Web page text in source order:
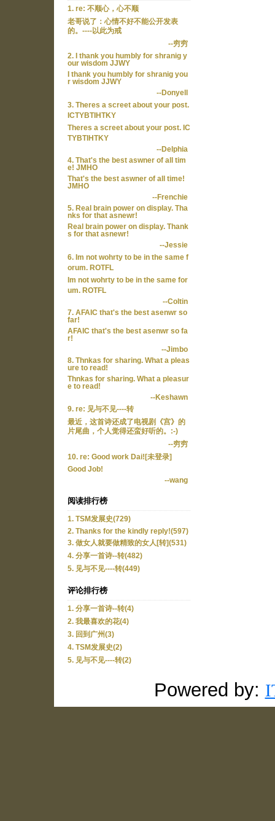
1. re: 不顺心，心不顺
老哥说了：心情不好不能公开发表
的。----以此为戒
--穷穷
2. I thank you humbly for shranig y
our wisdom JJWY
I thank you humbly for shranig you
r wisdom JJWY
--Donyell
3. Theres a screet about your post.
ICTYBTIHTKY
Theres a screet about your post. IC
TYBTIHTKY
--Delphia
4. That's the best aswner of all tim
e! JMHO
That's the best aswner of all time!
JMHO
--Frenchie
5. Real brain power on display. Tha
nks for that asnewr!
Real brain power on display. Thank
s for that asnewr!
--Jessie
6. Im not wohrty to be in the same f
orum. ROTFL
Im not wohrty to be in the same for
um. ROTFL
--Coltin
7. AFAIC that's the best asenwr so
far!
AFAIC that's the best asenwr so fa
r!
--Jimbo
8. Thnkas for sharing. What a pleas
ure to read!
Thnkas for sharing. What a pleasur
e to read!
--Keshawn
9. re: 见与不见----转
最近，这首诗还成了电视剧《宫》的
片尾曲，个人觉得还蛮好听的。:-)
--穷穷
10. re: Good work Dai![未登录]
Good Job!
--wang
阅读排行榜
1. TSM发展史(729)
2. Thanks for the kindly reply!(597)
3. 做女人就要做精致的女人[转](531)
4. 分享一首诗--转(482)
5. 见与不见----转(449)
评论排行榜
1. 分享一首诗--转(4)
2. 我最喜欢的花(4)
3. 回到广州(3)
4. TSM发展史(2)
5. 见与不见----转(2)
Powered by: